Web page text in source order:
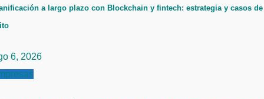
a largo plazo con Blockchain y fintech: estrategia y casos de
6, 2026